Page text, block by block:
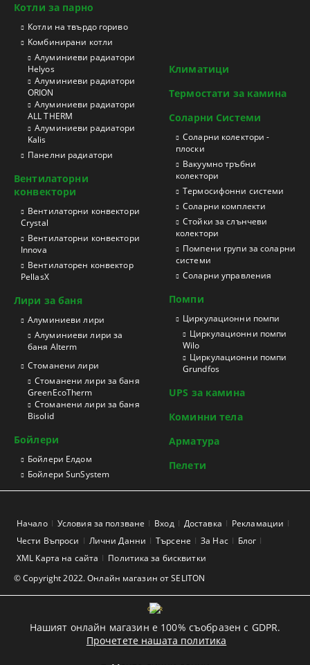
Котли за парно
Котли на твърдо гориво
Kомбинирани котли
Aлуминиеви радиатори
Helyos
Aлуминиеви радиатори
ORION
Aлуминиеви радиатори
ALL THERM
Aлуминиеви радиатори
Kalis
Панелни радиатори
Вентилаторни
конвектори
Вентилаторни конвектори
Crystal
Вентилаторни конвектори
Innova
Вентилаторен конвектор
PellasX
Лири за баня
Aлуминиеви лири
Алуминиеви лири за
баня Alterm
Стоманени лири
Стоманени лири за баня
GreenEcoTherm
Стоманени лири за баня
Bisolid
Бойлери
Бойлери Елдом
Бойлери SunSystem
Климатици
Термостати за камина
Соларни Системи
Соларни колектори -
плоски
Вакуумно тръбни
колектори
Термосифонни системи
Соларни комплекти
Стойки за слънчеви
колектори
Помпени групи за соларни
системи
Соларни управления
Помпи
Циркулационни помпи
Циркулационни помпи
Wilo
Циркулационни помпи
Grundfos
UPS за камина
Коминни тела
Арматура
Пелети
© Copyright 2022. Онлайн магазин от SELITON
Начало Условия за ползване Вход Доставка
Рекламации
Чести Въпроси
Лични Данни Търсене За Нас
Блог
XML Карта на сайта
Политика за бисквитки
GDPR
Нашият онлайн магазин е 100% съобразен с GDPR.
Прочетете нашата политика